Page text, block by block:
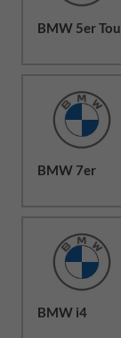
BMW 5er
BMW 7er
BMW i4